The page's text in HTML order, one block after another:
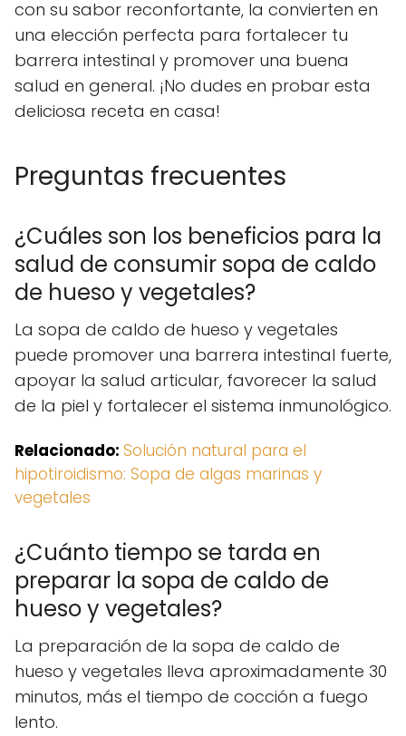
con su sabor reconfortante, la convierten en
una elección perfecta para fortalecer tu
barrera intestinal y promover una buena
salud en general. ¡No dudes en probar esta
deliciosa receta en casa!
Preguntas frecuentes
¿Cuáles son los beneficios para la
salud de consumir sopa de caldo
de hueso y vegetales?
La sopa de caldo de hueso y vegetales
puede promover una barrera intestinal fuerte,
apoyar la salud articular, favorecer la salud
de la piel y fortalecer el sistema inmunológico.
Relacionado: Solución natural para el
hipotiroidismo: Sopa de algas marinas y
vegetales
¿Cuánto tiempo se tarda en
preparar la sopa de caldo de
hueso y vegetales?
La preparación de la sopa de caldo de
hueso y vegetales lleva aproximadamente 30
minutos, más el tiempo de cocción a fuego
lento.